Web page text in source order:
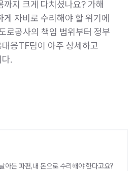
지 크게 다치셨나요? 가해
자비로 수리해야 할 위기에
로공사의 책임 범위부터 정부
응TF팀이 아주 상세하고
.
아든 파편,내 돈으로 수리해야 한다고요?